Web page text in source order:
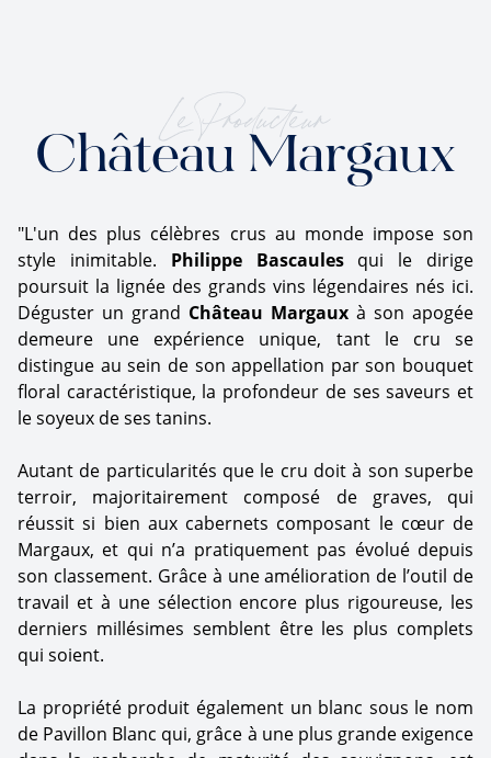
Le Producteur
Château Margaux
"L'un des plus célèbres crus au monde impose son
style inimitable. Philippe Bascaulesqui le dirige
poursuit la lignée des grands vins légendaires nés ici.
Déguster un grand Château Margaux à son apogée
demeure une expérience unique, tant le cru se
distingue au sein de son appellation par son bouquet
floral caractéristique, la profondeur de ses saveurs et
le soyeux de ses tanins.
Autant de particularités que le cru doit à son superbe
terroir, majoritairement composé de graves, qui
réussit si bien aux cabernets composant le cœur de
Margaux, et qui n’a pratiquement pas évolué depuis
son classement. Grâce à une amélioration de l’outil de
travail et à une sélection encore plus rigoureuse, les
derniers millésimes semblent être les plus complets
qui soient.
La propriété produit également un blanc sous le nom
de Pavillon Blanc qui, grâce à une plus grande exigence